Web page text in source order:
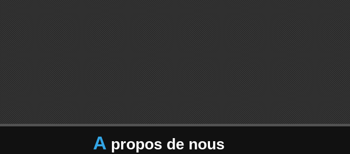
A propos de nous